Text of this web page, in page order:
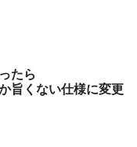
たら
旨くない仕様に変更